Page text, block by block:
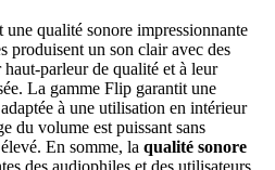
qualité sonore impressionnante
produisent un son clair avec des
haut-parleur de qualité et à leur
La gamme Flip garantit une
à une utilisation en intérieur
du volume est puissant sans
En somme, la qualité sonore